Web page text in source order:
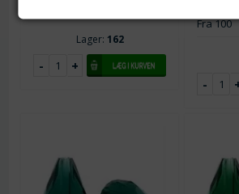
Lager: 162
Fra 100